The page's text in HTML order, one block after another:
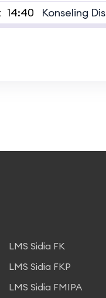
14:40 Konseling
LMS Sidia FK
LMS Sidia FKP
LMS Sidia FMIPA